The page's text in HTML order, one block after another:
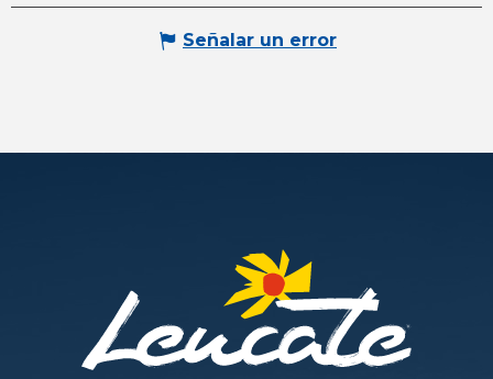
Señalar un error